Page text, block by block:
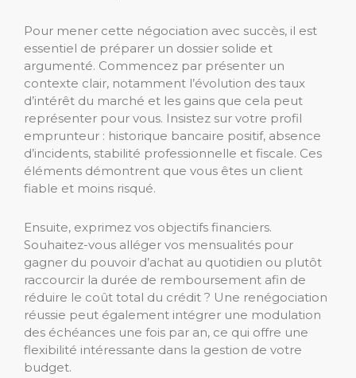
Pour mener cette négociation avec succès, il est
essentiel de préparer un dossier solide et
argumenté. Commencez par présenter un
contexte clair, notamment l’évolution des taux
d’intérêt du marché et les gains que cela peut
représenter pour vous. Insistez sur votre profil
emprunteur : historique bancaire positif, absence
d’incidents, stabilité professionnelle et fiscale. Ces
éléments démontrent que vous êtes un client
fiable et moins risqué.
Ensuite, exprimez vos objectifs financiers.
Souhaitez-vous alléger vos mensualités pour
gagner du pouvoir d’achat au quotidien ou plutôt
raccourcir la durée de remboursement afin de
réduire le coût total du crédit ? Une renégociation
réussie peut également intégrer une modulation
des échéances une fois par an, ce qui offre une
flexibilité intéressante dans la gestion de votre
budget.